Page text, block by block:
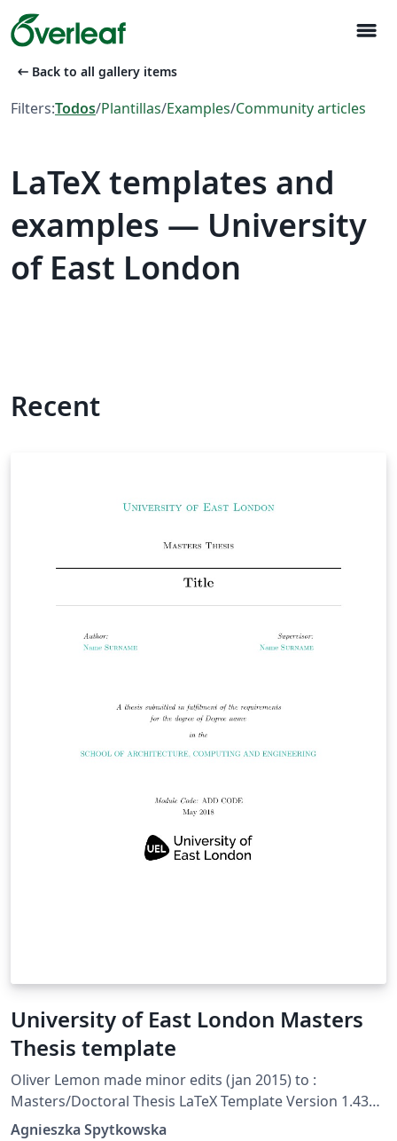
menu
arrow_left_alt Back to all gallery items
Filters:Todos/Plantillas/Examples/Community articles
LaTeX templates and
examples — University
of East London
Recent
University of East London Masters
Thesis template
Oliver Lemon made minor edits (jan 2015) to :
Masters/Doctoral Thesis LaTeX Template Version 1.43
(17/5/14)
Agnieszka Spytkowska